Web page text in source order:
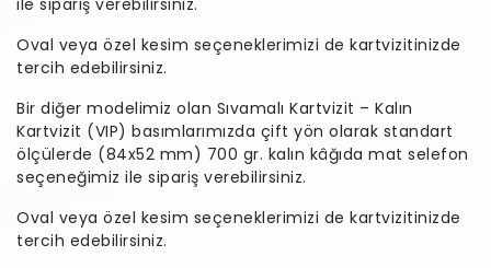
Oval veya özel kesim seçeneklerimizi de kartvizitinizde
tercih edebilirsiniz.
Bir diğer modelimiz olan Sıvamalı Kartvizit – Kalın
Kartvizit (VIP) basımlarımızda çift yön olarak standart
ölçülerde (84x52 mm) 700 gr. kalın kâğıda mat selefon
seçeneğimiz ile sipariş verebilirsiniz.
Oval veya özel kesim seçeneklerimizi de kartvizitinizde
tercih edebilirsiniz.